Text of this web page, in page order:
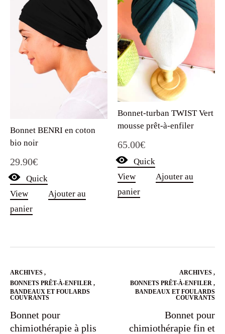
Bonnet BENRI en coton
bio noir
29.90€
Quick
View
Ajouter au
panier
Bonnet-turban TWIST Vert
mousse prêt-à-enfiler
65.00€
Quick
View
Ajouter au
panier
ARCHIVES ,
BONNETS PRÊT-À-ENFILER ,
BANDEAUX ET FOULARDS
COUVRANTS
Bonnet pour
chimiothérapie à plis
ARCHIVES ,
BONNETS PRÊT-À-ENFILER ,
BANDEAUX ET FOULARDS
COUVRANTS
Bonnet pour
chimiothérapie fin et